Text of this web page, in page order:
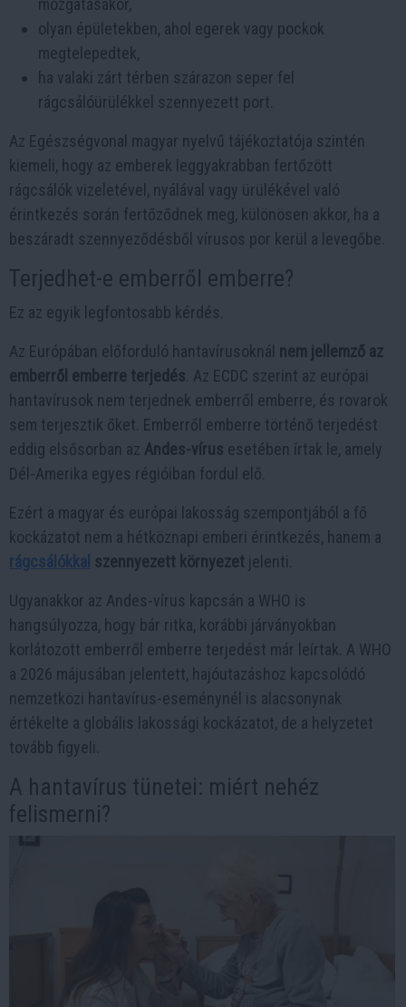
olyan épületekben, ahol egerek vagy pockok
megtelepedtek,
ha valaki zárt térben szárazon seper fel
rágcsálóürülékkel szennyezett port.
Az Egészségvonal magyar nyelvű tájékoztatója szintén
kiemeli, hogy az emberek leggyakrabban fertőzött
rágcsálók vizeletével, nyálával vagy ürülékével való
érintkezés során fertőződnek meg, különösen akkor, ha a
beszáradt szennyeződésből vírusos por kerül a levegőbe.
Terjedhet-e emberről emberre?
Ez az egyik legfontosabb kérdés.
Az Európában előforduló hantavírusoknál nem jellemző az
emberről emberre terjedés . Az ECDC szerint az európai
hantavírusok nem terjednek emberről emberre, és rovarok
sem terjesztik őket. Emberről emberre történő terjedést
eddig elsősorban az Andes-vírus esetében írtak le, amely
Dél-Amerika egyes régióiban fordul elő.
Ezért a magyar és európai lakosság szempontjából a fő
kockázatot nem a hétköznapi emberi érintkezés, hanem a
rágcsálókkal szennyezett környezet jelenti.
Ugyanakkor az Andes-vírus kapcsán a WHO is
hangsúlyozza, hogy bár ritka, korábbi járványokban
korlátozott emberről emberre terjedést már leírtak. A WHO
a 2026 májusában jelentett, hajóutazáshoz kapcsolódó
nemzetközi hantavírus-eseménynél is alacsonynak
értékelte a globális lakossági kockázatot, de a helyzetet
tovább figyeli.
A hantavírus tünetei: miért nehéz
felismerni?